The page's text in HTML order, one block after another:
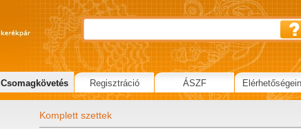
Komplett szettek
Csomagkövetés Regisztráció ÁSZF